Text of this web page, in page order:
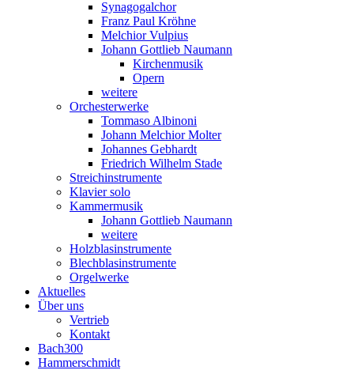
Synagogalchor
Franz Paul Kröhne
Melchior Vulpius
Johann Gottlieb Naumann
Kirchenmusik
Opern
weitere
Orchesterwerke
Tommaso Albinoni
Johann Melchior Molter
Johannes Gebhardt
Friedrich Wilhelm Stade
Streichinstrumente
Klavier solo
Kammermusik
Johann Gottlieb Naumann
weitere
Holzblasinstrumente
Blechblasinstrumente
Orgelwerke
Aktuelles
Über uns
Vertrieb
Kontakt
Bach300
Hammerschmidt